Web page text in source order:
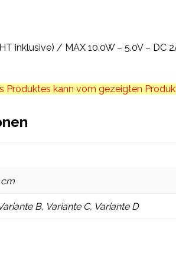
inklusive) / MAX 10.0W – 5.0V – DC
Produktes kann vom gezeigten
cm
B, Variante C, Variante D